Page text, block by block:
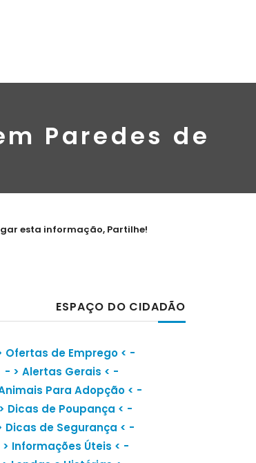
Paredes de
esta informação, Partilhe!
ESPAÇO DO CIDADÃO
Ofertas de Emprego< -
- > Alertas Gerais < -
Para Adopção < -
Dicas de Poupança < -
Dicas de Segurança < -
Informações Úteis < -